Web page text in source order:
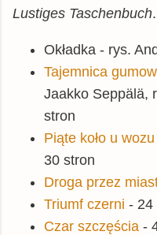
Lustiges Taschenbuch.
Okładka - rys.
Tajemnica
Jaakko Seppälä,
stron
Piąte koło u wozu
30 stron
Droga przez
Triumf czerni - 24
Czar szczęścia -